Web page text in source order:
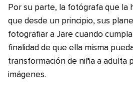
Por su parte, la fotógrafa que la
que desde un principio, sus
fotografiar a Jare cuando cumpla
finalidad de que ella misma
transformación de niña a adulta
imágenes.